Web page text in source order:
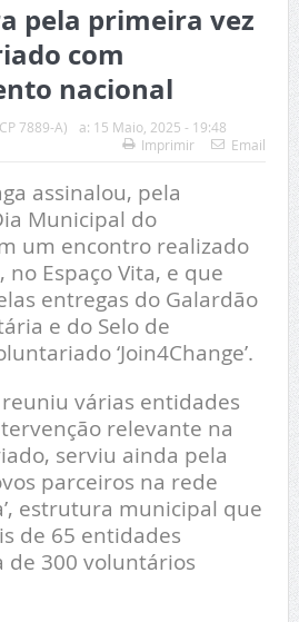
pela primeira vez
com
nacional
7889-A) a: 15 Maio, 2025 - 19:48
Imprimir
Email
assinalou, pela
Municipal do
um encontro realizado
Espaço Vita, e que
entregas do Galardão
e do Selo de
‘Join4Change’.
várias entidades
relevante na
serviu ainda pela
parceiros na rede
estrutura municipal que
de 65 entidades
de 300 voluntários